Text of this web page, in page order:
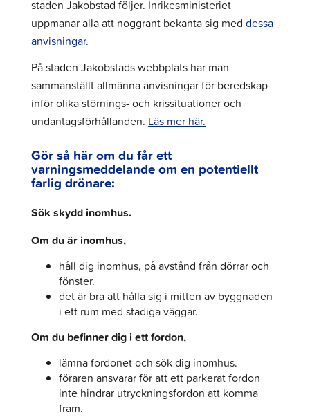
staden Jakobstad följer. Inrikesministeriet
uppmanar alla att noggrant bekanta sig meddessa
anvisningar.
På staden Jakobstads webbplats har man
sammanställt allmänna anvisningar för beredskap
inför olika störnings- och krissituationer och
undantagsförhållanden. Läs mer här.
Gör så här om du får ett
varningsmeddelande om en potentiellt
farlig drönare:
Sök skydd inomhus.
Om du är inomhus,
håll dig inomhus, på avstånd från dörrar och
fönster.
det är bra att hålla sig i mitten av byggnaden
i ett rum med stadiga väggar.
Om du befinner dig i ett fordon,
lämna fordonet och sök dig inomhus.
föraren ansvarar för att ett parkerat fordon
inte hindrar utryckningsfordon att komma
fram.